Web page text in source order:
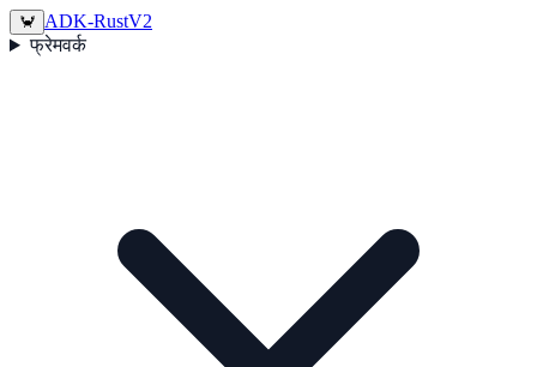
🦀 ADK-RustV2
फ्रेमवर्क